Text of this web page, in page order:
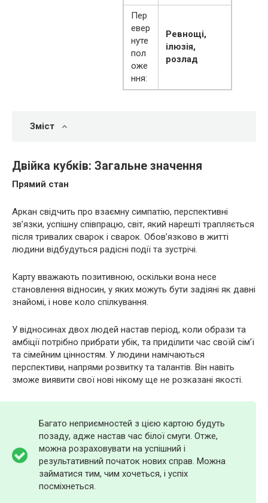
Пер
евер
нуте
пол
оже
ння:
Ревнощі,
ілюзія,
розлад
Зміст
Двійка кубків: Загальне значення
Прямий стан
Аркан свідчить про взаємну симпатію, перспективні
зв’язки, успішну співпрацю, світ, який нарешті трапляється
після тривалих сварок і сварок. Обов’язково в житті
людини відбудуться радісні події та зустрічі.
Карту вважають позитивною, оскільки вона несе
становлення відносин, у яких можуть бути задіяні як давні
знайомі, і нове коло спілкування.
У відносинах двох людей настав період, коли образи та
амбіції потрібно прибрати убік, та приділити час своїй сім’ї
та сімейним цінностям. У людини намічаються
перспективи, напрями розвитку та талантів. Він навіть
зможе виявити свої нові нікому ще не розказані якості.
Багато неприємностей з цією картою будуть
позаду, адже настав час білої смуги. Отже,
можна розраховувати на успішний і
результативний початок нових справ. Можна
займатися тим, чим хочеться, і успіх
посміхнеться.